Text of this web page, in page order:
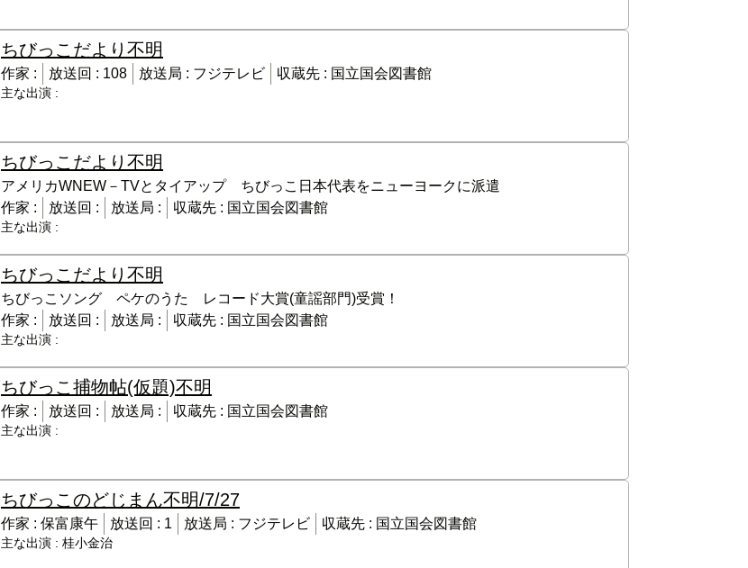
ちびっこだより 不明
作家 : 放送回 : 108 放送局 : フジテレビ 収蔵先 : 国立国会図書館
主な出演 :
ちびっこだより 不明
アメリカWNEW－TVとタイアップ ちびっこ日本代表をニューヨークに派遣
作家 :
放送回 : 放送局 : 収蔵先 : 国立国会図書館
主な出演 :
ちびっこだより 不明
ちびっこソング ペケのうた レコード大賞(童謡部門)受賞！
作家 :
放送回 : 放送局 : 収蔵先 : 国立国会図書館
主な出演 :
ちびっこ捕物帖(仮題)不明
作家 : 放送回 : 放送局 : 収蔵先 : 国立国会図書館
主な出演 :
ちびっこのどじまん不明/7/27
作家 : 保富康午 放送回 : 1 放送局 : フジテレビ 収蔵先 : 国立国会図書館
主な出演 : 桂小金治